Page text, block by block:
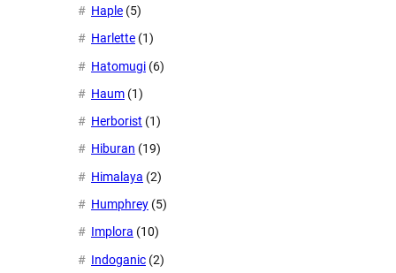
Haple (5)
Harlette (1)
Hatomugi (6)
Haum (1)
Herborist (1)
Hiburan (19)
Himalaya (2)
Humphrey (5)
Implora (10)
Indoganic (2)